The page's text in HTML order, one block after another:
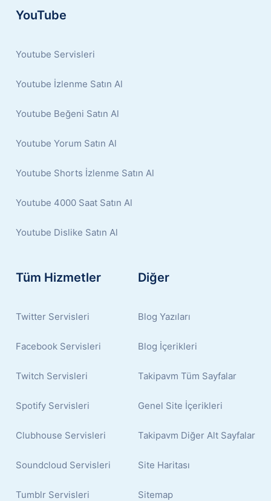
YouTube
Youtube Servisleri
Youtube İzlenme Satın Al
Youtube Beğeni Satın Al
Youtube Yorum Satın Al
Youtube Shorts İzlenme Satın Al
Youtube 4000 Saat Satın Al
Youtube Dislike Satın Al
Tüm Hizmetler
Twitter Servisleri
Facebook Servisleri
Twitch Servisleri
Spotify Servisleri
Clubhouse Servisleri
Soundcloud Servisleri
Tumblr Servisleri
Diğer
Blog Yazıları
Blog İçerikleri
Takipavm Tüm Sayfalar
Genel Site İçerikleri
Takipavm Diğer Alt Sayfalar
Site Haritası
Sitemap